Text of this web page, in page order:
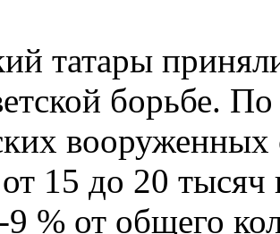
татары
борьбе.
15 до 20 тысяч
% от общего